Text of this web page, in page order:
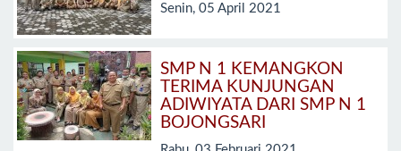
Senin, 05 April 2021
SMP N 1 KEMANGKON
TERIMA KUNJUNGAN
ADIWIYATA DARI SMP N 1
BOJONGSARI